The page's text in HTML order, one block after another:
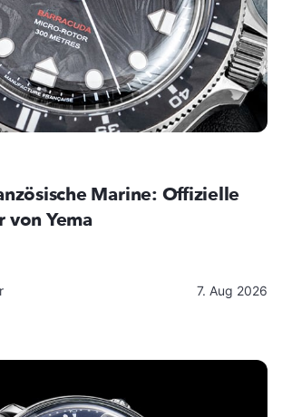
Marine: Offizielle
von Yema
7. Aug 2026